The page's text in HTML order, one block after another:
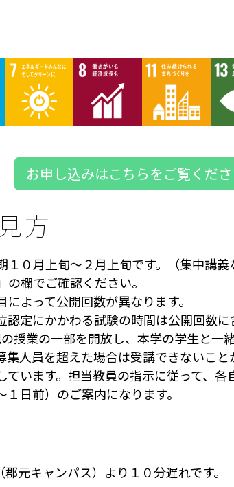
お申し込みはこちらをご覧くだ
方
０月上旬～２月上旬です。（集中講義
欄でご確認ください。
よって公開回数が異なります。
定にかかわる試験の時間は公開回数に
授業の一部を開放し、本学の学生と一
人員を超えた場合は受講できないこと
います。担当教員の指示に従って、各
日前）のご案内になります。
元キャンパス）より１０分遅れです。